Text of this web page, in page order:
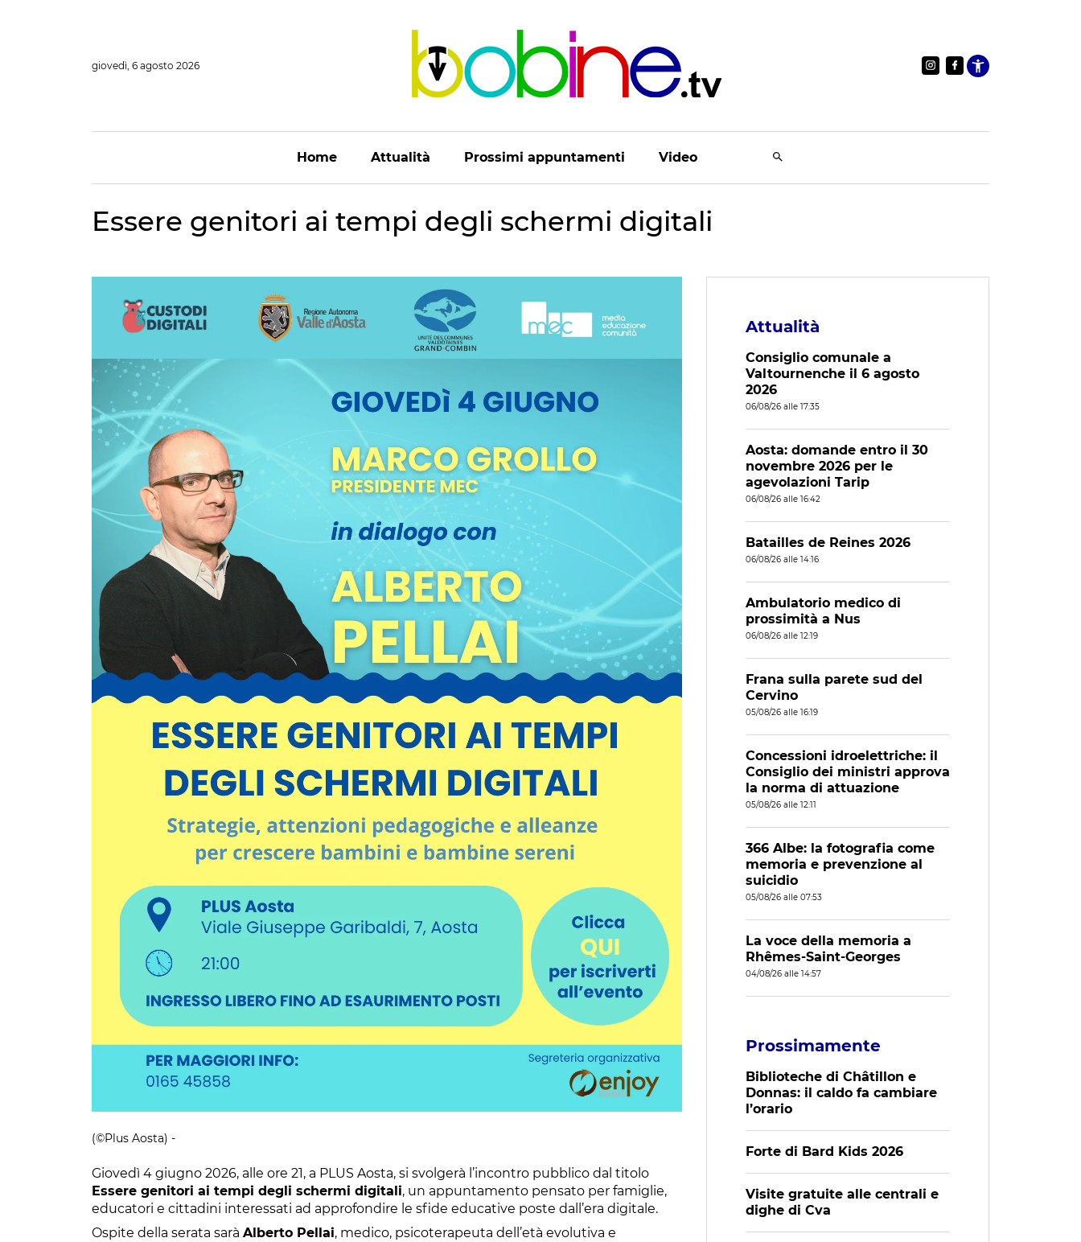
giovedì, 6 agosto 2026 Apri le
Home Attualità Prossimi appuntamenti Video
Essere genitori ai tempi degli schermi digitali
(©Plus Aosta) -
Giovedì 4 giugno 2026, alle ore 21, a PLUS Aosta, si svolgerà l’incontro pubblico dal titolo
Essere genitori ai tempi degli schermi digitali, un appuntamento pensato per famiglie,
educatori e cittadini interessati ad approfondire le sfide educative poste dall’era digitale.
Ospite della serata sarà Alberto Pellai, medico, psicoterapeuta dell’età evolutiva e
Attualità
Consiglio comunale a
Valtournenche il 6 agosto
2026
06/08/26 alle 17:35
Aosta: domande entro il 30
novembre 2026 per le
agevolazioni Tarip
06/08/26 alle 16:42
Batailles de Reines 2026
06/08/26 alle 14:16
Ambulatorio medico di
prossimità a Nus
06/08/26 alle 12:19
Frana sulla parete sud del
Cervino
05/08/26 alle 16:19
Concessioni idroelettriche: il
Consiglio dei ministri approva
la norma di attuazione
05/08/26 alle 12:11
366 Albe: la fotografia come
memoria e prevenzione al
suicidio
05/08/26 alle 07:53
La voce della memoria a
Rhêmes-Saint-Georges
04/08/26 alle 14:57
Prossimamente
Biblioteche di Châtillon e
Donnas: il caldo fa cambiare
l’orario
Forte di Bard Kids 2026
Visite gratuite alle centrali e
dighe di Cva